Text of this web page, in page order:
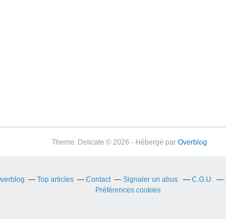
Theme: Delicate © 2026 - Hébergé par Overblog
Top articles Contact Signaler un abus C.G.U.
Préférences cookies